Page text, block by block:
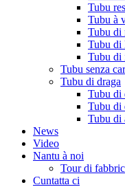
Tubu
Tubu à
Tubu di
Tubu di
Tubu di
Tubu senza
Tubu di draga
Tubu di
Tubu di
Tubu di
News
Video
Nantu à noi
Tour di
Cuntatta ci